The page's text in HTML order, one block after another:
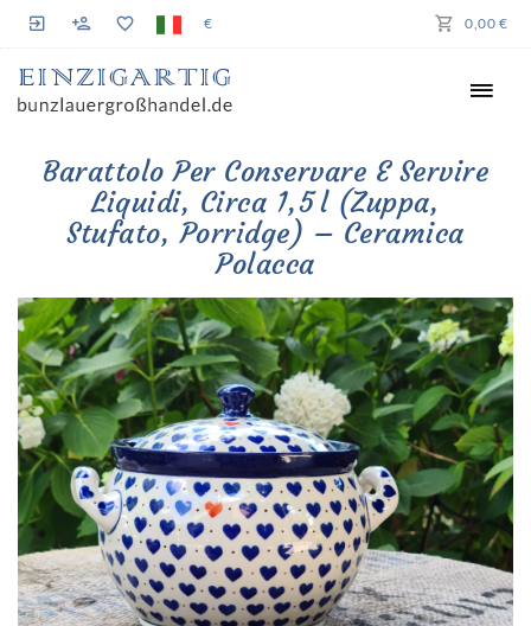
€ 0,00 €
Barattolo Per Conservare E Servire
Liquidi, Circa 1,5 L (zuppa,
Stufato, Porridge) – Ceramica
Polacca